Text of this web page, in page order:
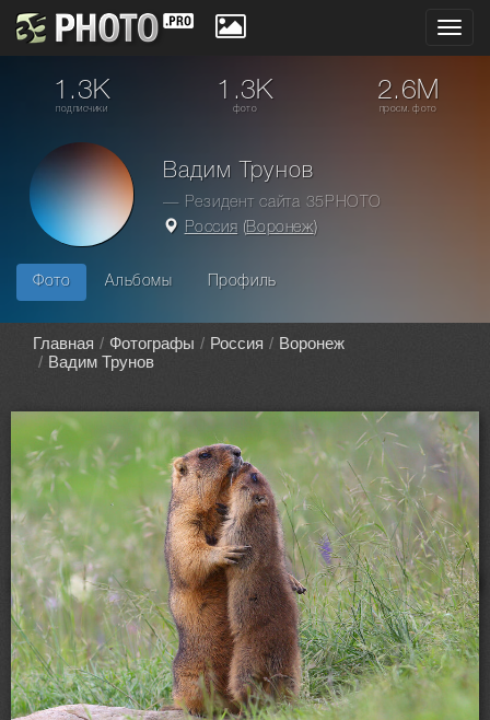
1.3K
подписчики
1.3K
фото
2.6M
просм. фото
Вадим Трунов
— Резидент сайта 35PHOTO
Россия (Воронеж)
Фото Альбомы Профиль
Главная Фотографы Россия
Воронеж
Вадим Трунов